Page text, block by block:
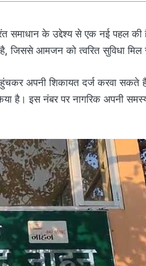
समाधान के उद्देश्य से एक नई पहल की
है, जिससे आमजन को त्वरित सुविधा
अपनी शिकायत दर्ज करवा
है। इस नंबर पर नागरिक अपनी